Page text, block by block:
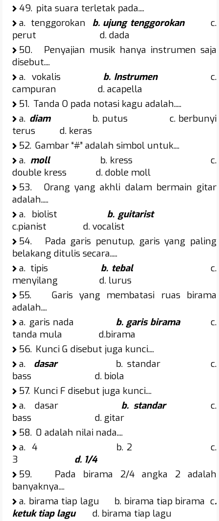
49. pita suara terletak pada....
a. tenggorokan b. ujung tenggorokanc.
perut d. dada
50.
Penyajian musik hanya instrumen saja
disebut....
a. vokalis b. Instrumenc.
campuran d. acapella
51. Tanda O pada notasi kagu adalah.....
a. diamb. putus c. berbunyi
terus d. keras
52. Gambar “#” adalah simbol untuk....
a. mollb. kress c.
double kress d. doble moll
53.
Orang yang akhli dalam bermain gitar
adalah.....
a. biolist b. guitarist
c.pianist d. vocalist
54.
Pada garis penutup, garis yang paling
belakang ditulis secara.....
a. tipis b. tebal
c.
menyilang d. lurus
55.
Garis yang membatasi ruas birama
adalah....
a. garis nada b. garis biramac.
tanda mula d.birama
56. Kunci G disebut juga kunci....
a.
dasarb. standar c.
bass d. biola
57. Kunci F disebut juga kunci....
a.
dasar b. standarc.
bass d. gitar
58. 0 adalah nilai nada....
a. 4 b. 2 c.
3 d. 1/4
59.
Pada birama 2/4 angka 2 adalah
banyaknya....
a. birama tiap lagu b. birama tiap birama c.
ketuk tiap lagud. birama tiap lagu